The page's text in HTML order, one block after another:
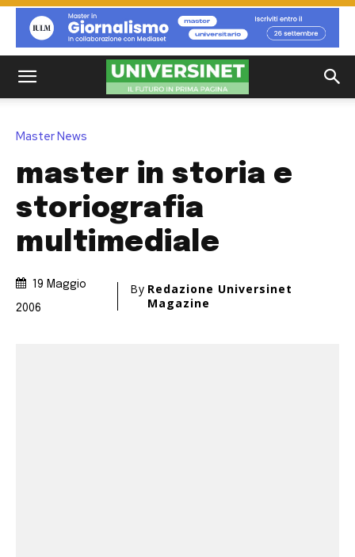
Master News
master in storia e
storiografia
multimediale
19 Maggio
2006
By Redazione Universinet
Magazine